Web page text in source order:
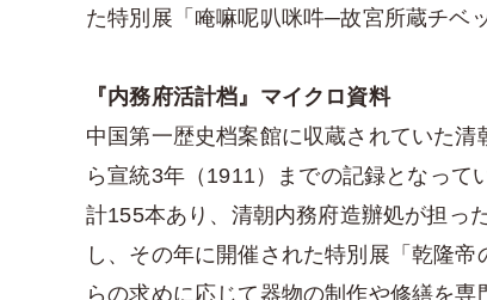
た特別展「唵嘛呢叭咪吽─故宮所蔵チベ
『内務府活計档』マイクロ資料
中国第一歴史档案館に収蔵されていた
ら宣統3年（1911）までの記録となっ
計155本あり、清朝内務府造辦処が担っ
し、その年に開催された特別展「乾隆
らの求めに応じて器物の制作や修繕を